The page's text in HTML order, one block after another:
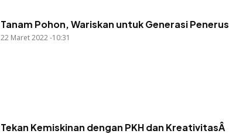
Tanam Pohon, Wariskan untuk Generasi Penerus
22 Maret 2022 -10:31
Tekan Kemiskinan dengan PKH dan KreativitasÂ